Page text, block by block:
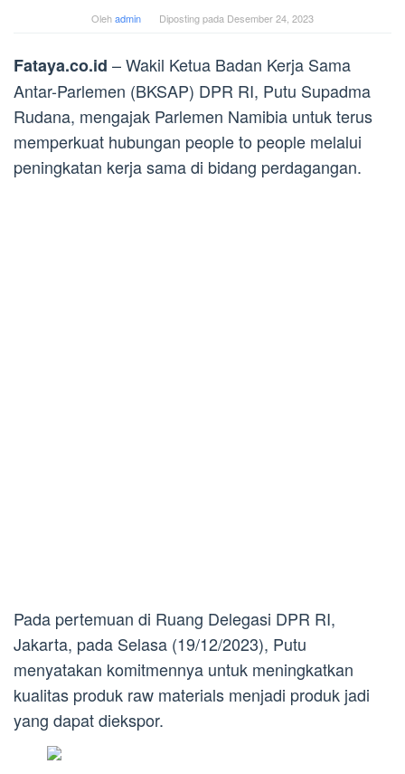
Olehadmin Diposting pada Desember 24, 2023
Fataya.co.id – Wakil Ketua Badan Kerja Sama
Antar-Parlemen (BKSAP) DPR RI, Putu Supadma
Rudana, mengajak Parlemen Namibia untuk terus
memperkuat hubungan people to people melalui
peningkatan kerja sama di bidang perdagangan.
Pada pertemuan di Ruang Delegasi DPR RI,
Jakarta, pada Selasa (19/12/2023), Putu
menyatakan komitmennya untuk meningkatkan
kualitas produk raw materials menjadi produk jadi
yang dapat diekspor.